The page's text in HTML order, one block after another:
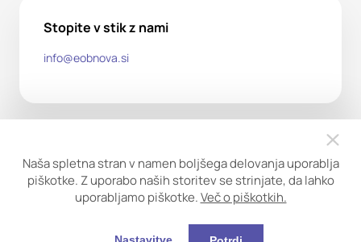
Stopite v stik z nami
info@eobnova.si
pridržane.
Naša spletna stran v namen boljšega delovanja uporablja
piškotke. Z uporabo naših storitev se strinjate, da lahko
uporabljamo piškotke.Več o piškotkih.